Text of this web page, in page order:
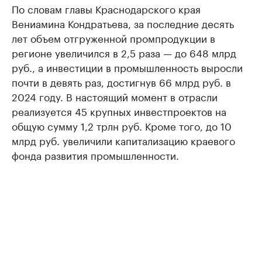
По словам главы Краснодарского края
Вениамина Кондратьева, за последние десять
лет объем отгруженной промпродукции в
регионе увеличился в 2,5 раза — до 648 млрд
руб., а инвестиции в промышленность выросли
почти в девять раз, достигнув 66 млрд руб. в
2024 году. В настоящий момент в отрасли
реализуется 45 крупных инвестпроектов на
общую сумму 1,2 трлн руб. Кроме того, до 10
млрд руб. увеличили капитализацию краевого
фонда развития промышленности.